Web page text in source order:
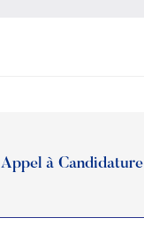
Appel à Candidature